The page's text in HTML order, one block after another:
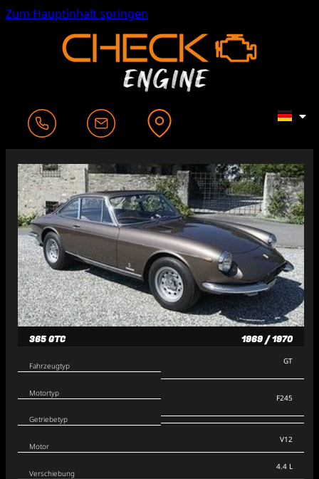
Zum Hauptinhalt springen
365 GTC 1969 / 1970
Fahrzeugtyp
Motortyp
Getriebetyp
GT
F245
Motor
Verschiebung
V12
4.4 L